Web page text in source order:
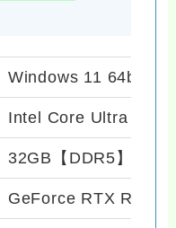
Windows 11 64bit
Intel Core Ultra 7 プ
32GB【DDR5】
GeForce RTX RTX